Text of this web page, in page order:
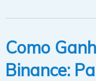
Como
Binance: